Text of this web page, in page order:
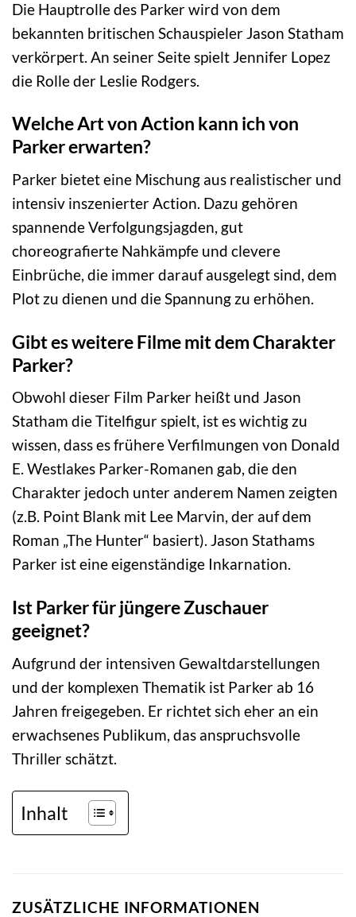
Die Hauptrolle des Parker wird von dem
bekannten britischen Schauspieler Jason Statham
verkörpert. An seiner Seite spielt Jennifer Lopez
die Rolle der Leslie Rodgers.
Welche Art von Action kann ich von
Parker erwarten?
Parker bietet eine Mischung aus realistischer und
intensiv inszenierter Action. Dazu gehören
spannende Verfolgungsjagden, gut
choreografierte Nahkämpfe und clevere
Einbrüche, die immer darauf ausgelegt sind, dem
Plot zu dienen und die Spannung zu erhöhen.
Gibt es weitere Filme mit dem Charakter
Parker?
Obwohl dieser Film Parker heißt und Jason
Statham die Titelfigur spielt, ist es wichtig zu
wissen, dass es frühere Verfilmungen von Donald
E. Westlakes Parker-Romanen gab, die den
Charakter jedoch unter anderem Namen zeigten
(z.B. Point Blank mit Lee Marvin, der auf dem
Roman „The Hunter“ basiert). Jason Stathams
Parker ist eine eigenständige Inkarnation.
Ist Parker für jüngere Zuschauer
geeignet?
Aufgrund der intensiven Gewaltdarstellungen
und der komplexen Thematik ist Parker ab 16
Jahren freigegeben. Er richtet sich eher an ein
erwachsenes Publikum, das anspruchsvolle
Thriller schätzt.
Inhalt
ZUSÄTZLICHE INFORMATIONEN